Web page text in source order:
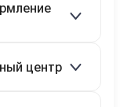
центр